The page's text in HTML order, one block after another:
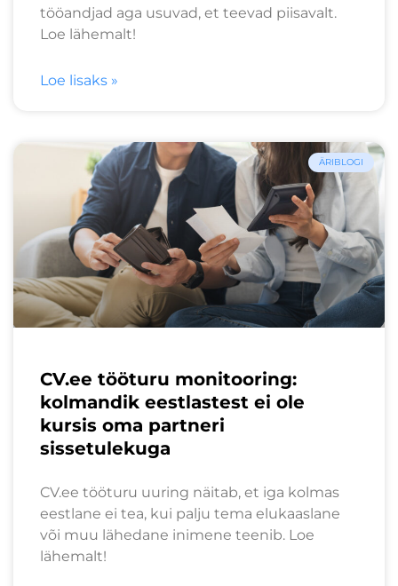
tööandjad aga usuvad, et teevad piisavalt.
Loe lähemalt!
Loe lisaks »
ÄRIBLOGI
CV.ee tööturu monitooring:
kolmandik eestlastest ei ole
kursis oma partneri
sissetulekuga
CV.ee tööturu uuring näitab, et iga kolmas
eestlane ei tea, kui palju tema elukaaslane
või muu lähedane inimene teenib. Loe
lähemalt!